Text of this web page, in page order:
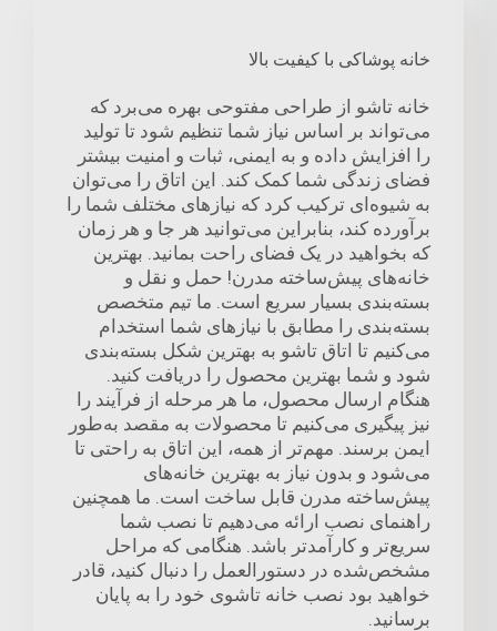
خانه پوشاکی با کیفیت بالا
خانه تاشو از طراحی مفتوحی بهره می‌برد که
می‌تواند بر اساس نیاز شما تنظیم شود تا تولید
را افزایش داده و به ایمنی، ثبات و امنیت بیشتر
فضای زندگی شما کمک کند. این اتاق را می‌توان
به شیوه‌ای ترکیب کرد که نیازهای مختلف شما را
برآورده کند، بنابراین می‌توانید هر جا و هر زمان
که بخواهید در یک فضای راحت بمانید. بهترین
خانه‌های پیش‌ساخته مدرن! حمل و نقل و
بسته‌بندی بسیار سریع است. ما تیم متخصص
بسته‌بندی را مطابق با نیازهای شما استخدام
می‌کنیم تا اتاق تاشو به بهترین شکل بسته‌بندی
شود و شما بهترین محصول را دریافت کنید.
هنگام ارسال محصول، ما هر مرحله از فرآیند را
نیز پیگیری می‌کنیم تا محصولات به مقصد به‌طور
ایمن برسند. مهم‌تر از همه، این اتاق به راحتی تا
می‌شود و بدون نیاز به بهترین خانه‌های
پیش‌ساخته مدرن قابل ساخت است. ما همچنین
راهنمای نصب ارائه می‌دهیم تا نصب شما
سریع‌تر و کارآمدتر باشد. هنگامی که مراحل
مشخص‌شده در دستورالعمل را دنبال کنید، قادر
خواهید بود نصب خانه تاشوی خود را به پایان
برسانید.